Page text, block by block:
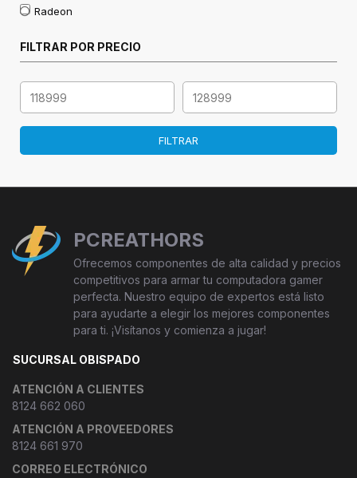
Radeon
FILTRAR POR PRECIO
FILTRAR
PCREATHORS
Ofrecemos componentes de alta calidad y precios
competitivos para armar tu computadora gamer
perfecta. Nuestro equipo de expertos está listo
para ayudarte a elegir los mejores componentes
para ti. ¡Visítanos y comienza a jugar!
SUCURSAL OBISPADO
ATENCIÓN A CLIENTES
8124 662 060
ATENCIÓN A PROVEEDORES
8124 661 970
CORREO ELECTRÓNICO